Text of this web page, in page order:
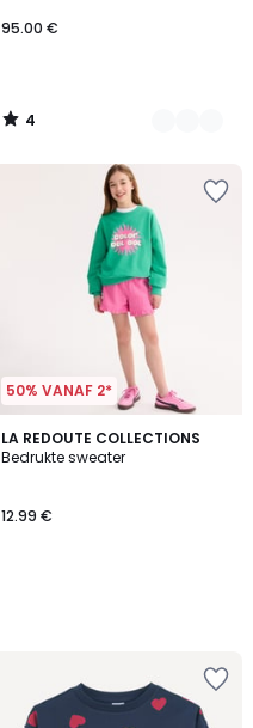
95.00 €
4
/
50% VANAF 2*
LA REDOUTE COLLECTIONS
Bedrukte sweater
12.99 €